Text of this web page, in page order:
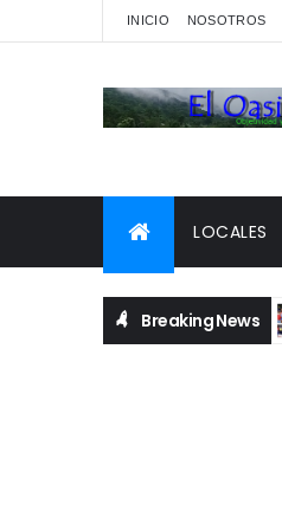
INICIO NOSOTROS
LOCALES
Breaking News